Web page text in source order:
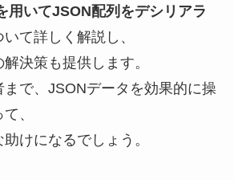
用いてJSON配列をデシリアラ
いて詳しく解説し、
決策も提供します。
で、JSONデータを効果的に操
、
けになるでしょう。